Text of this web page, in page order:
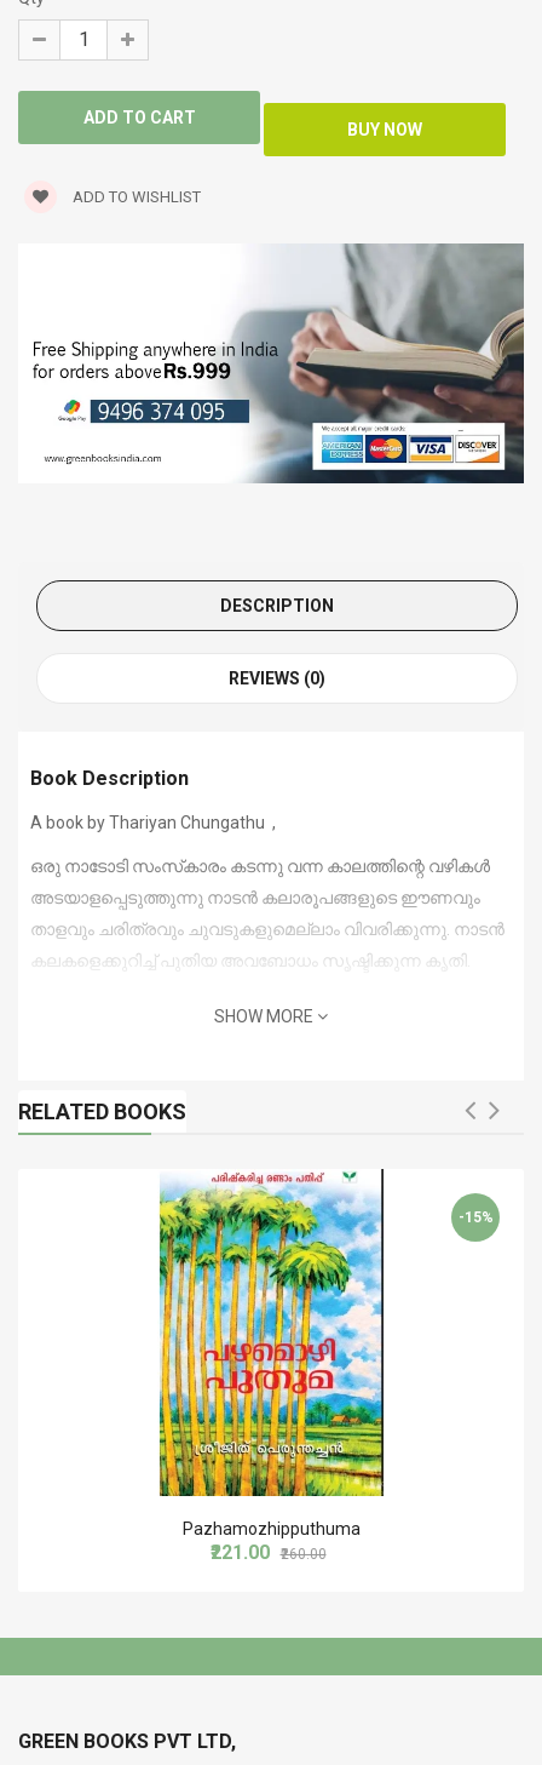
ADD TO WISHLIST
DESCRIPTION
REVIEWS (0)
Book Description
A book by Thariyan Chungathu ,
ഒരു നാടോടി സംസ്‌കാരം കടന്നു വന്ന കാലത്തിന്റെ വഴികള്‍
അടയാളപ്പെടുത്തുന്നു നാടന്‍ കലാരൂപങ്ങളുടെ ഈണവും
താളവും ചരിത്രവും ചുവടുകളുമെല്ലാം വിവരിക്കുന്നു. നാടന്‍
കലകളെക്കുറിച്ച് പുതിയ അവബോധം സൃഷ്ടിക്കുന്ന കൃതി.
SHOW MORE
RELATED BOOKS
-15%
Pazhamozhipputhuma
₹221.00 ₹260.00
GREEN BOOKS PVT LTD,